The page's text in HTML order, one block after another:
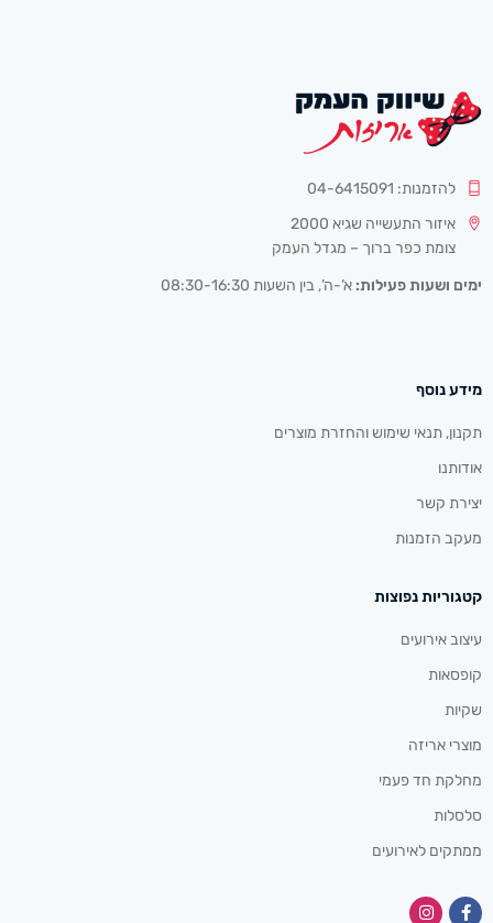
להזמנות: 04-6415091
איזור התעשייה שגיא 2000
צומת כפר ברוך – מגדל העמק
ימים ושעות פעילות: א’-ה’, בין השעות 08:30-16:30
מידע נוסף
תקנון, תנאי שימוש והחזרת מוצרים
אודותנו
יצירת קשר
מעקב הזמנות
קטגוריות נפוצות
עיצוב אירועים
קופסאות
שקיות
מוצרי אריזה
מחלקת חד פעמי
סלסלות
ממתקים לאירועים